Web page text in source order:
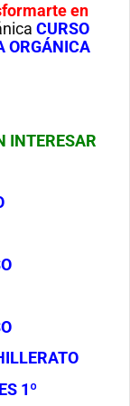
en
CURSO
ORGÁNICA
INTERESAR
1º